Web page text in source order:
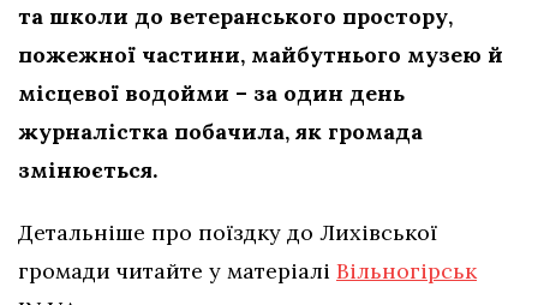
та школи до ветеранського простору,
пожежної частини, майбутнього музею й
місцевої водойми – за один день
журналістка побачила, як громада
змінюється.
Детальніше про поїздку до Лихівської
громади читайте у матеріалі Вільногірськ